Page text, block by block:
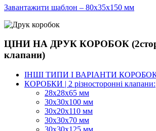
Завантажити шаблон – 80х35х150 мм
ЦІНИ НА ДРУК КОРОБОК
клапани)
ІНШІ ТИПИ І ВАРІАНТИ
КОРОБКИ | 2 різносторонні клапани:
28х28х65 мм
30х30х100 мм
30х20х110 мм
30х30х70 мм
30х30х125 мм